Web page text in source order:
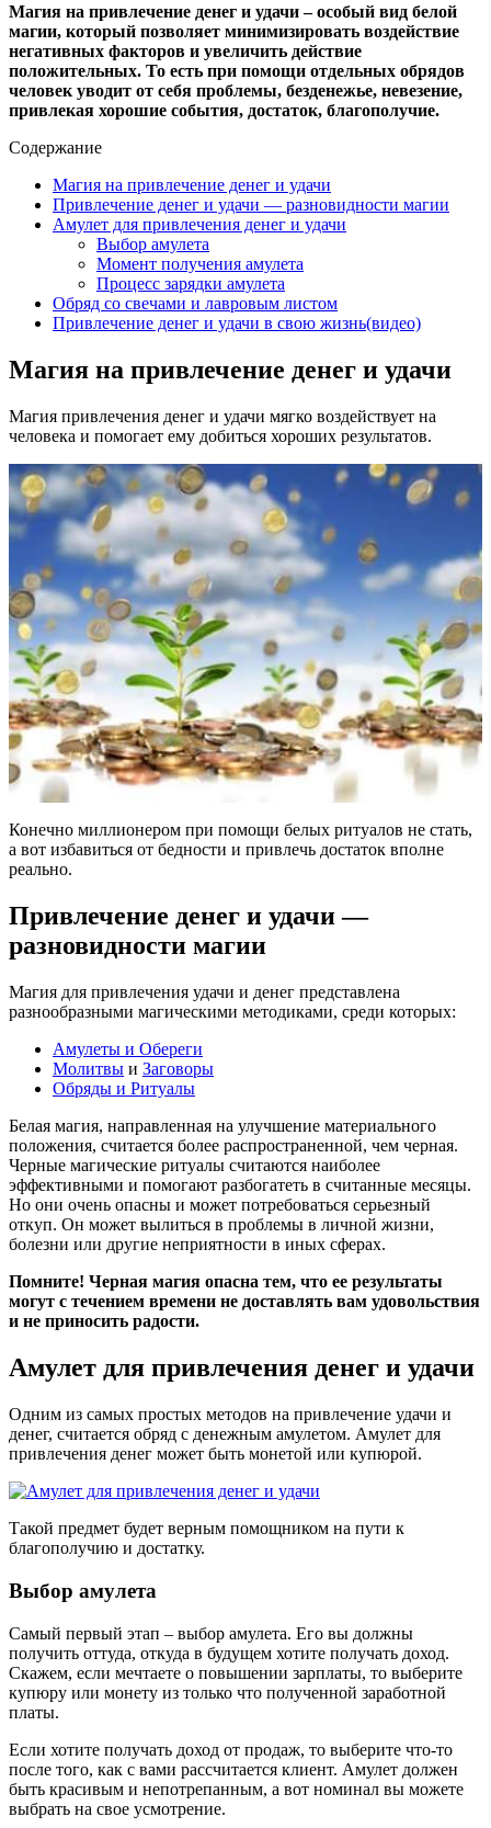
Магия на привлечение денег и удачи – особый вид белой
магии, который позволяет минимизировать воздействие
негативных факторов и увеличить действие
положительных. То есть при помощи отдельных обрядов
человек уводит от себя проблемы, безденежье, невезение,
привлекая хорошие события, достаток, благополучие.
Содержание
Магия на привлечение денег и удачи
Привлечение денег и удачи — разновидности магии
Амулет для привлечения денег и удачи
Выбор амулета
Момент получения амулета
Процесс зарядки амулета
Обряд со свечами и лавровым листом
Привлечение денег и удачи в свою жизнь(видео)
Магия на привлечение денег и удачи
Магия привлечения денег и удачи мягко воздействует на
человека и помогает ему добиться хороших результатов.
Конечно миллионером при помощи белых ритуалов не стать,
а вот избавиться от бедности и привлечь достаток вполне
реально.
Привлечение денег и удачи —
разновидности магии
Магия для привлечения удачи и денег представлена
разнообразными магическими методиками, среди которых:
Амулеты и Обереги
Молитвы и Заговоры
Обряды и Ритуалы
Белая магия, направленная на улучшение материального
положения, считается более распространенной, чем черная.
Черные магические ритуалы считаются наиболее
эффективными и помогают разбогатеть в считанные месяцы.
Но они очень опасны и может потребоваться серьезный
откуп. Он может вылиться в проблемы в личной жизни,
болезни или другие неприятности в иных сферах.
Помните! Черная магия опасна тем, что ее результаты
могут с течением времени не доставлять вам удовольствия
и не приносить радости.
Амулет для привлечения денег и удачи
Одним из самых простых методов на привлечение удачи и
денег, считается обряд с денежным амулетом. Амулет для
привлечения денег может быть монетой или купюрой.
Такой предмет будет верным помощником на пути к
благополучию и достатку.
Выбор амулета
Самый первый этап – выбор амулета. Его вы должны
получить оттуда, откуда в будущем хотите получать доход.
Скажем, если мечтаете о повышении зарплаты, то выберите
купюру или монету из только что полученной заработной
платы.
Если хотите получать доход от продаж, то выберите что-то
после того, как с вами рассчитается клиент. Амулет должен
быть красивым и непотрепанным, а вот номинал вы можете
выбрать на свое усмотрение.